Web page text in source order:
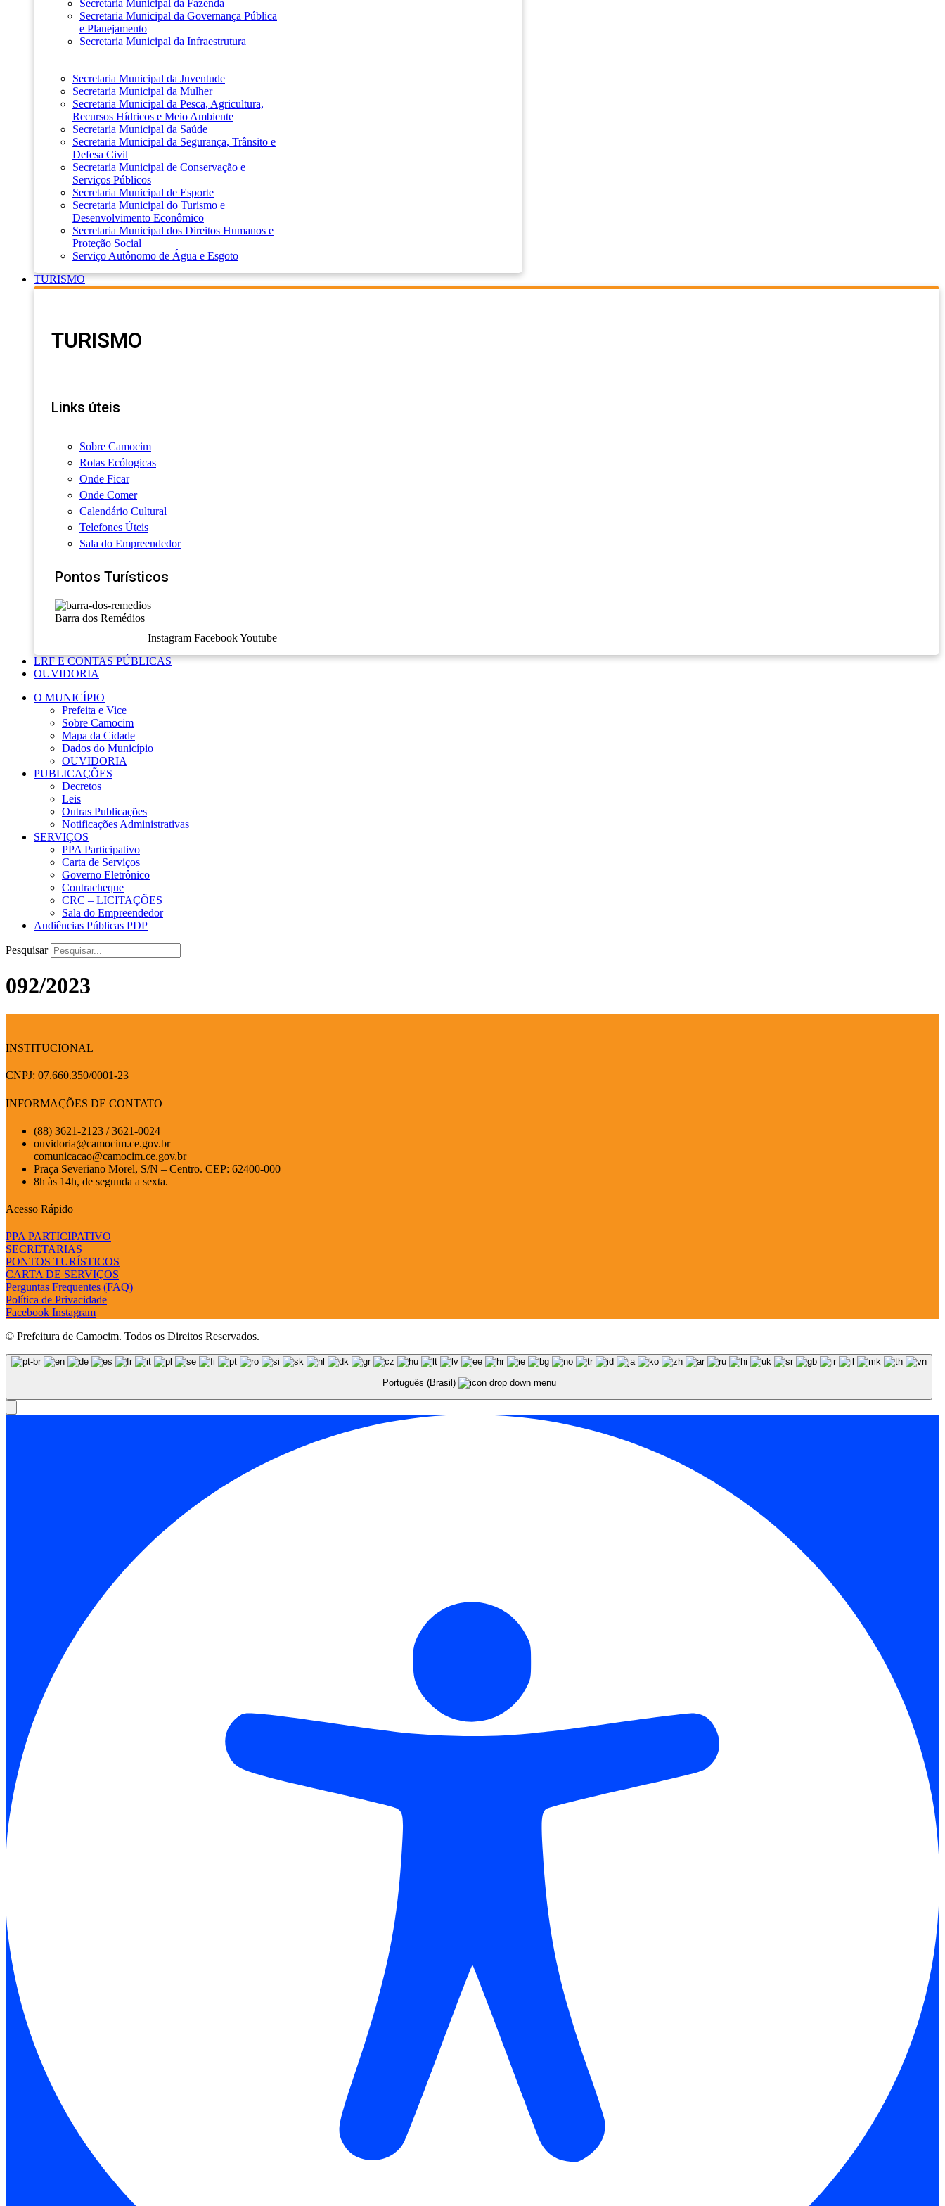
Secretaria Municipal da Fazenda
Secretaria Municipal da Governança Pública
e Planejamento
Secretaria Municipal da Infraestrutura
Secretaria Municipal da Juventude
Secretaria Municipal da Mulher
Secretaria Municipal da Pesca, Agricultura,
Recursos Hídricos e Meio Ambiente
Secretaria Municipal da Saúde
Secretaria Municipal da Segurança, Trânsito e
Defesa Civil
Secretaria Municipal de Conservação e
Serviços Públicos
Secretaria Municipal de Esporte
Secretaria Municipal do Turismo e
Desenvolvimento Econômico
Secretaria Municipal dos Direitos Humanos e
Proteção Social
Serviço Autônomo de Água e Esgoto
TURISMO
TURISMO
Links úteis
Sobre Camocim
Rotas Ecólogicas
Onde Ficar
Onde Comer
Calendário Cultural
Telefones Úteis
Sala do Empreendedor
Pontos Turísticos
Barra dos Remédios
Instagram FacebookYoutube
LRF E CONTAS PÚBLICAS
OUVIDORIA
O MUNICÍPIO
Prefeita e Vice
Sobre Camocim
Mapa da Cidade
Dados do Município
OUVIDORIA
PUBLICAÇÕES
Decretos
Leis
Outras Publicações
Notificações Administrativas
SERVIÇOS
PPA Participativo
Carta de Serviços
Governo Eletrônico
Contracheque
CRC – LICITAÇÕES
Sala do Empreendedor
Audiências Públicas PDP
Pesquisar
092/2023
INSTITUCIONAL
CNPJ: 07.660.350/0001-23
INFORMAÇÕES DE CONTATO
(88) 3621-2123 / 3621-0024
ouvidoria@camocim.ce.gov.br
comunicacao@camocim.ce.gov.br
Praça Severiano Morel, S/N – Centro. CEP: 62400-000
8h às 14h, de segunda a sexta.
Acesso Rápido
PPA PARTICIPATIVO
SECRETARIAS
PONTOS TURÍSTICOS
CARTA DE SERVIÇOS
Perguntas Frequentes (FAQ)
Política de Privacidade
Facebook Instagram
© Prefeitura de Camocim. Todos os Direitos Reservados.
Português (Brasil)